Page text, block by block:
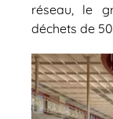
réseau, le
déchets de